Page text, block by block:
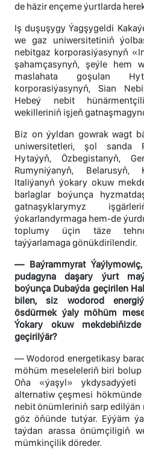
de häzir ençeme ýurtlarda
Iş duşuşygy Ýagşygeldi
we gaz uniwersitetiniň
nebitgaz korporasiýasynyň
şahamçasynyň, şeýle hem
maslahata goşulan
korporasiýasynyň, Sian
Hebeý nebit
wekilleriniň işjeň
Biz on ýyldan gowrak wagt
uniwersitetleri, şol sanda
Hytaýyň, Özbegistanyň,
Rumyniýanyň, Belarusyň,
Italiýanyň ýokary okuw
barlaglar boýunça
gatnaşyklarymyz
ýokarlandyrmaga hem-de
toplumy üçin täze
taýýarlamaga gönükdirilendir.
— Baýrammyrat
pudagyna daşary ýurt
boýunça Dubaýda geçirilen
bilen, siz wodorod
ösdürmek ýaly möhüm
Ýokary okuw
geçirilýär?
— Wodorod energetikasy
möhüm meseleleriň biri
Oňa «ýaşyl» ykdysadyýeti
alternatiw çeşmesi
nebit önümleriniň sarp
göz öňünde tutýar. Eýýäm
taýdan arassa önümçiligiň
mümkinçilik döreder.